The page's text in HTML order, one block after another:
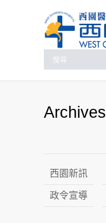
Archives
西園新訊
政令宣導